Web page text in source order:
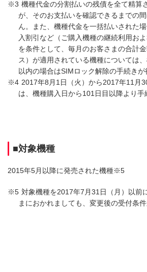
※3 機種代金の分割払いの残債を全て精算
が、そのお支払いを確認できるまでの
ん。また、機種代金を一括払いされた
入割引など（ご購入機種の継続利用お
を条件として、毎月のお客さまの合計
ス）が適用されている機種については
以内の場合はSIMロック解除の手続きが
※4 2017年8月1日（火）から2017年11月
は、機種購入日から101日目以降より手
■対象機種
2015年5月以降に発売された機種※5
※5 対象機種を2017年7月31日（月）以前
まにおかれましても、変更後の受付条件